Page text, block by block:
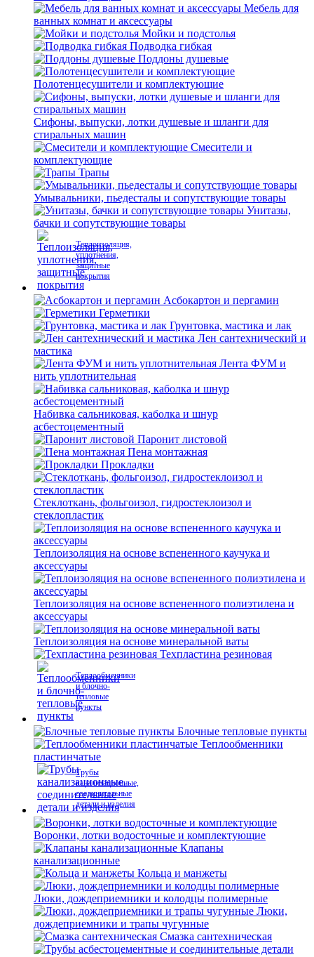
Мебель для
ванных комнат и аксессуары
Мойки и подстолья
Подводка гибкая
Поддоны душевые
Полотенцесушители и комплектующие
Сифоны, выпуски, лотки душевые и шланги для
стиральных машин
Смесители и
комплектующие
Трапы
Умывальники, пьедесталы и сопутствующие товары
Унитазы,
бачки и сопутствующие товары
Теплоизоляция,
уплотнения,
защитные
покрытия
Асбокартон и пергамин
Герметики
Грунтовка, мастика и лак
Лен сантехнический и
мастика
Лента ФУМ и
нить уплотнительная
Набивка сальниковая, каболка и шнур
асбестоцементный
Паронит листовой
Пена монтажная
Прокладки
Стеклоткань, фольгоизол, гидростеклоизол и
стеклопластик
Теплоизоляция на основе вспененного каучука и
аксессуары
Теплоизоляция на основе вспененного полиэтилена и
аксессуары
Теплоизоляция на основе минеральной ваты
Техпластина резиновая
Теплообменники
и блочно-
тепловые
пункты
Блочные тепловые пункты
Теплообменники
пластинчатые
Трубы
канализационные,
соединительные
детали и изделия
Воронки, лотки водосточные и комплектующие
Клапаны
канализационные
Кольца и манжеты
Люки, дождеприемники и колодцы полимерные
Люки,
дождеприемники и трапы чугунные
Смазка сантехническая